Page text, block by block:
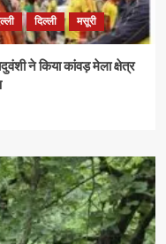
दिल्ली मसूरी
ने किया कांवड़ मेला क्षेत्र